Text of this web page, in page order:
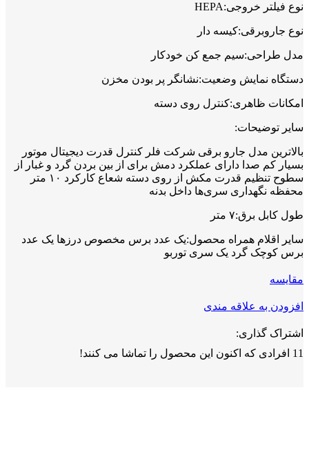
نوع فیلتر خروجی:HEPA
نوع جاروبرقی:کیسه دار
مدل طراحی:سیم جمع کن خودکار
دستگاه نمایش وضعیت:نشانگر پر بودن مخزن
امکانات ظاهری:کنترل روی دسته
سایر توضیحات:
بالاترین مدل جارو برقی شرکت فلر کنترل قدرت دیجیتال موتور
بسیار کم صدا دارای عملکرد دمش برای از بین بردن گرد و غبار از
سطوح تنظیم قدرت مکش از روی دسته شعاع کارکرد ۱۰ متر
محفظه نگهداری سری‌ها داخل بدنه
طول کابل برق:۷ متر
سایر اقلام همراه محصول:یک عدد برس مخصوص درزها یک عدد
برس کوچک گرد یک سری توربو
مقايسه
افزودن به علاقه مندی
اشتراک گذاری:
11 افرادی که اکنون این محصول را تماشا می کنند!